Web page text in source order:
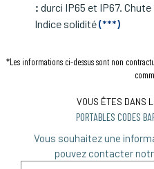
: durci IP65 et IP67. Chute
Indice solidité(***)
*Les informations ci-dessus sont non
VOUS ÊTES DANS
PORTABLES CODES
Vous souhaitez une
pouvez contacter